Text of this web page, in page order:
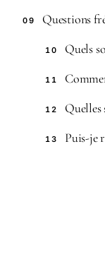
09 Questions
10 Quels
11
12 Quelles
13 Puis-je